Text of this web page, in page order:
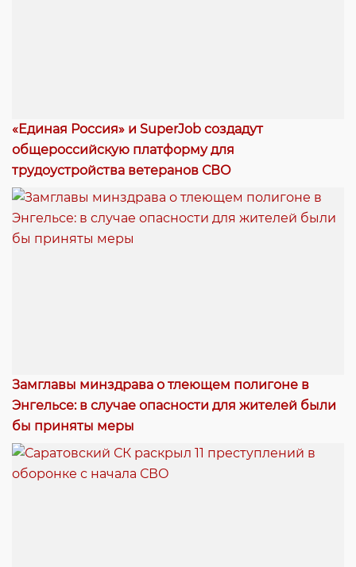
«Единая Россия» и SuperJob создадут
общероссийскую платформу для
трудоустройства ветеранов СВО
Замглавы минздрава о тлеющем полигоне в
Энгельсе: в случае опасности для жителей были
бы приняты меры